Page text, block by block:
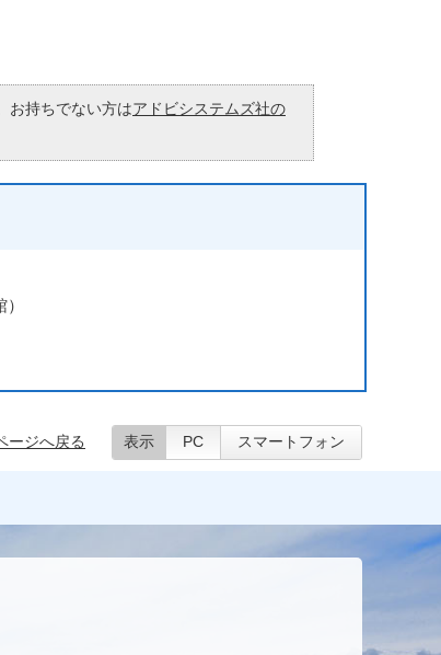
お持ちでない方はアドビシステムズ社の
ージへ戻る 表示 PC スマートフォン